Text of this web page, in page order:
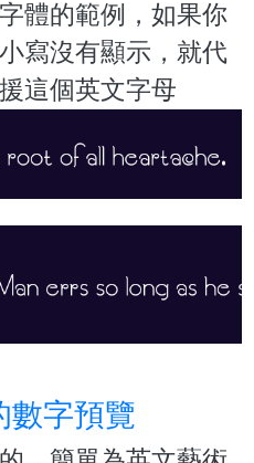
體的範例，如果你
寫沒有顯示，就代
這個英文字母
數字預覽